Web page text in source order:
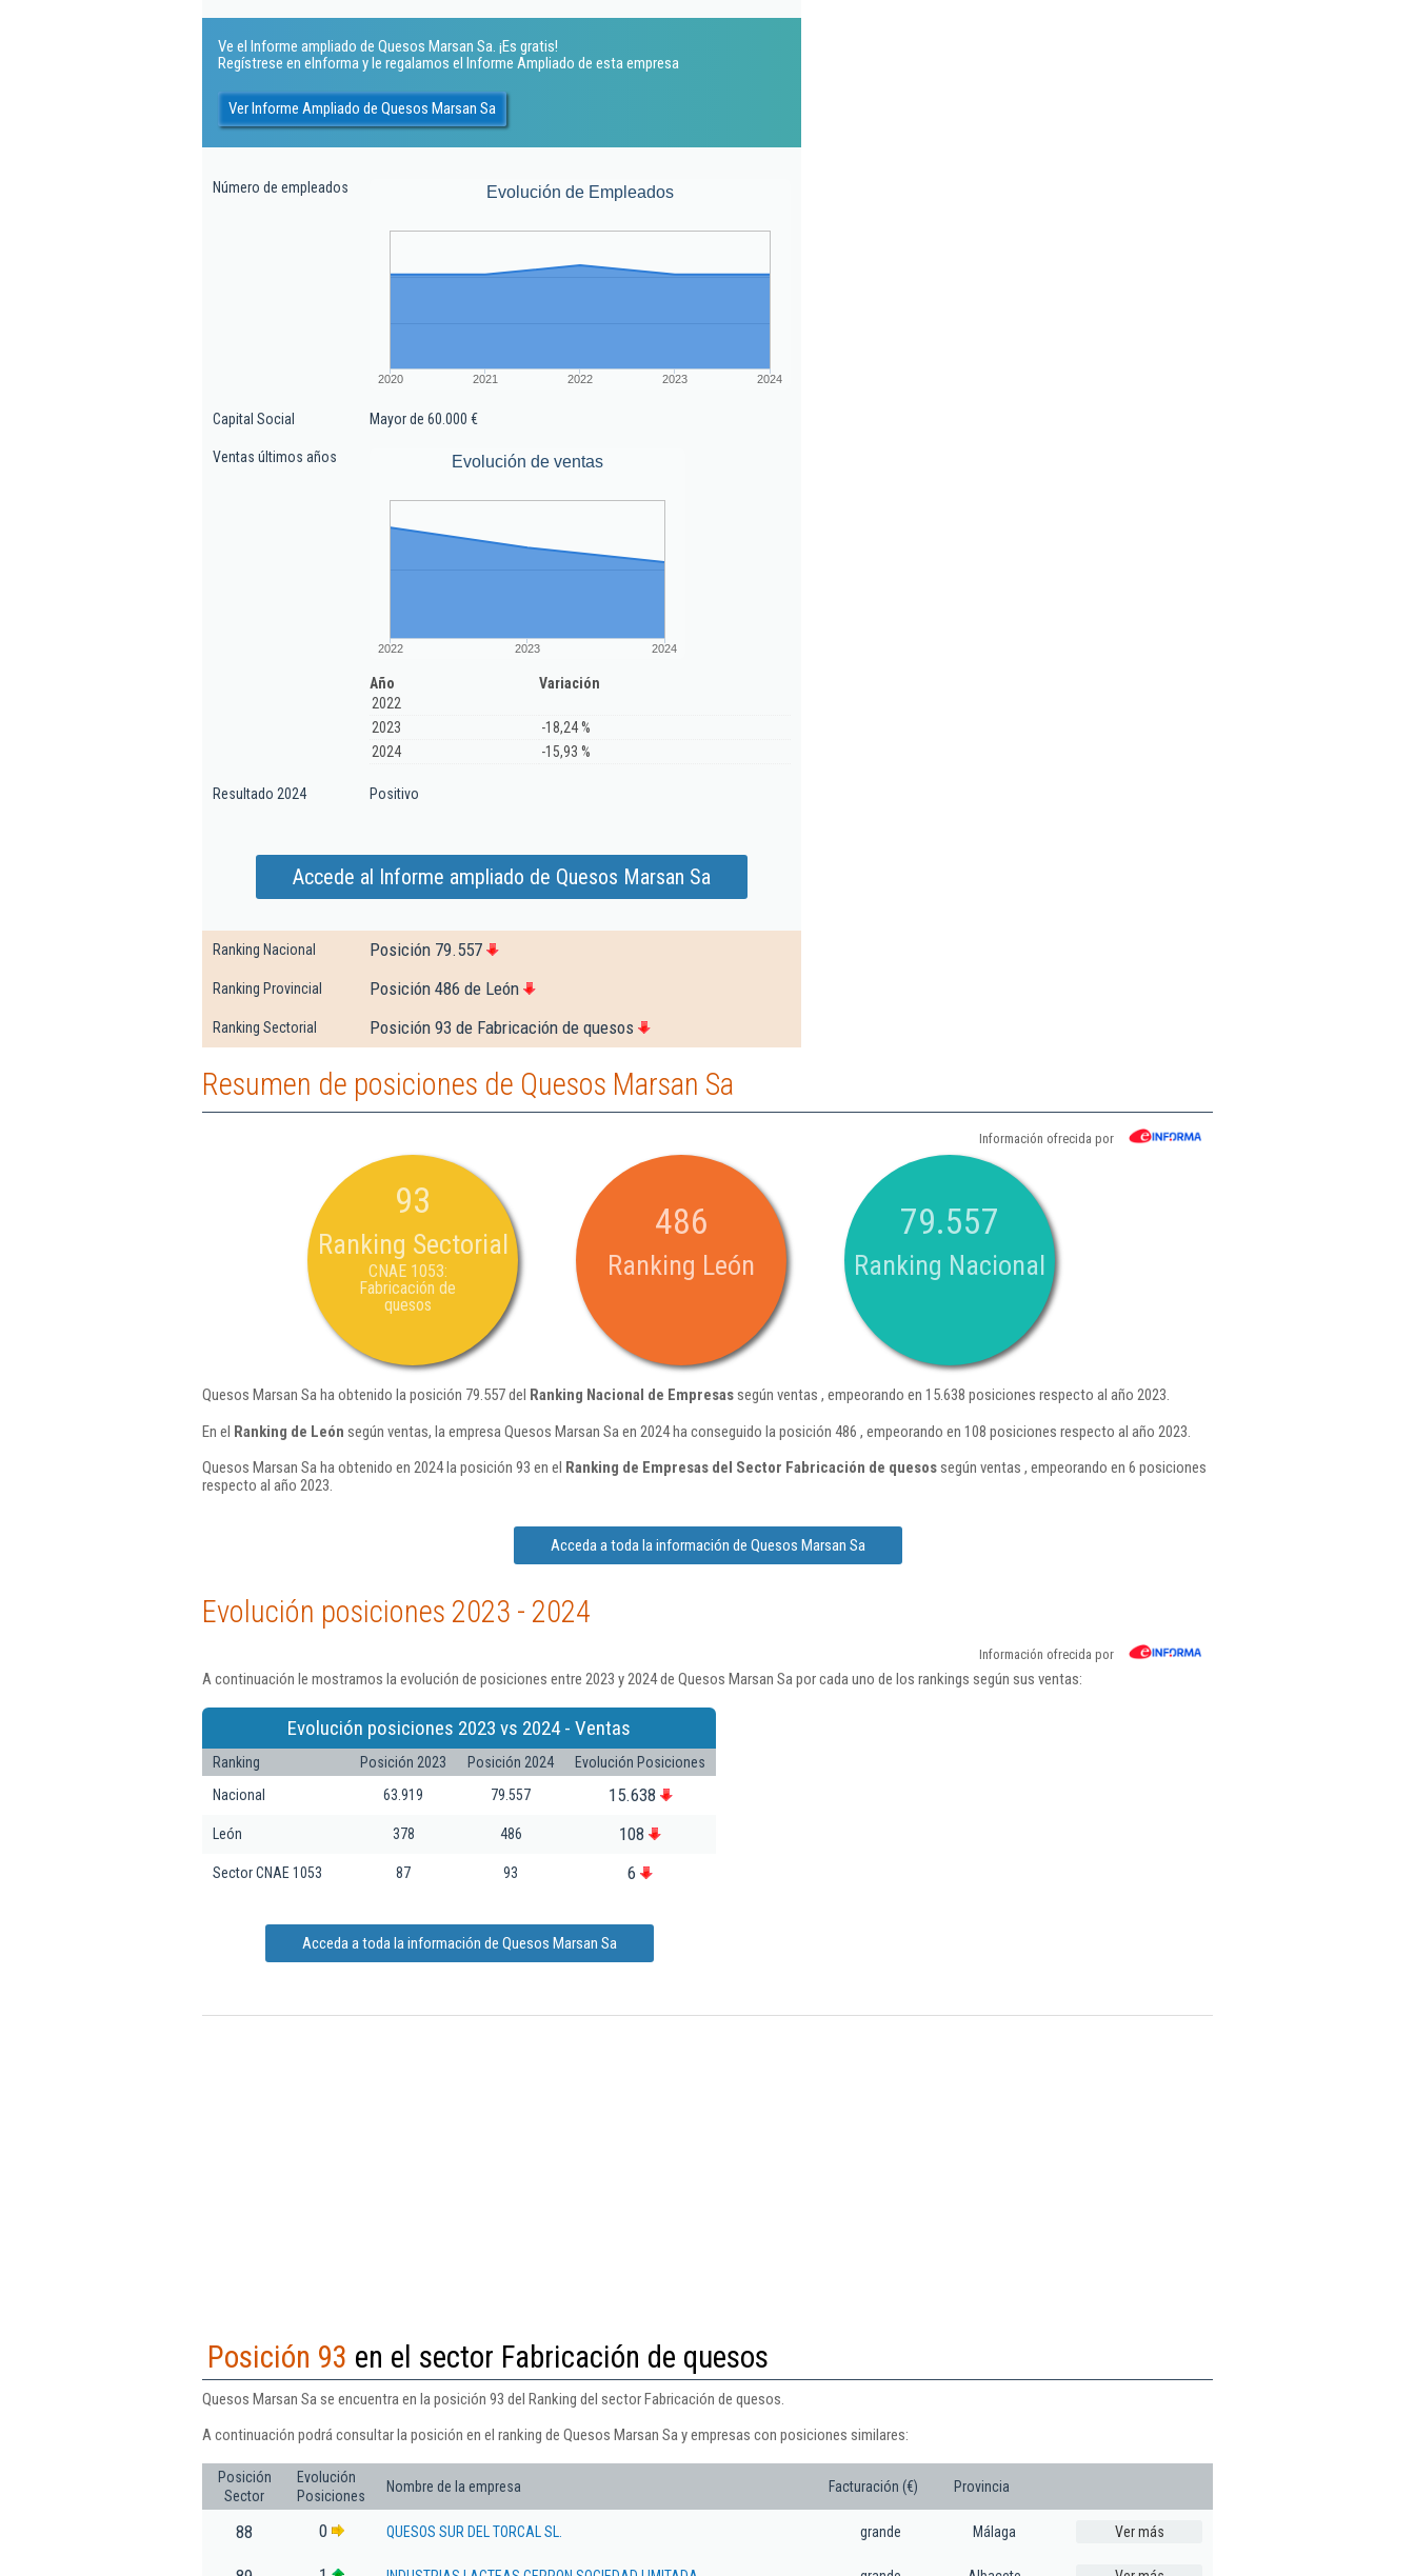
Ve el Informe ampliado de Quesos Marsan Sa. ¡Es gratis!
Regístrese en eInforma y le regalamos el Informe Ampliado de esta empresa
Ver Informe Ampliado de Quesos Marsan Sa
Número de empleados Evolución de Empleados
2020 2021 2022 2023 2024
Capital Social Mayor de 60.000 €
Ventas últimos años Evolución de ventas
2022 2023 2024
Año
Variación
2022
2023
-18,24 %
2024
-15,93 %
Resultado 2024 Positivo
Accede al Informe ampliado de Quesos Marsan Sa
Ranking Nacional Posición 79.557
Ranking Provincial Posición 486 de León
Ranking Sectorial Posición 93 de Fabricación de quesos
Resumen de posiciones de Quesos Marsan Sa
Información ofrecida por
93
Ranking Sectorial
CNAE 1053:
Fabricación de
quesos
486
Ranking León
79.557
Ranking Nacional
Quesos Marsan Sa ha obtenido la posición 79.557 del Ranking Nacional de Empresassegún ventas , empeorando en 15.638 posiciones respecto al año 2023.
En el Ranking de León según ventas, la empresa Quesos Marsan Sa en 2024 ha conseguido la posición 486 , empeorando en 108 posiciones respecto al año 2023.
Quesos Marsan Sa ha obtenido en 2024 la posición 93 en el Ranking de Empresas del Sector Fabricación de quesossegún ventas , empeorando en 6 posiciones
respecto al año 2023.
Acceda a toda la información de Quesos Marsan Sa
Evolución posiciones 2023 - 2024
Información ofrecida por
A continuación le mostramos la evolución de posiciones entre 2023 y 2024 de Quesos Marsan Sa por cada uno de los rankings según sus ventas:
Evolución posiciones 2023 vs 2024 - Ventas
Ranking Posición 2023 Posición 2024
Evolución Posiciones
Nacional
63.919 79.557 15.638
León 378 486 108
Sector CNAE 1053 87 93 6
Acceda a toda la información de Quesos Marsan Sa
Posición 93 en el sector Fabricación de quesos
Quesos Marsan Sa se encuentra en la posición 93 del Ranking del sector Fabricación de quesos.
A continuación podrá consultar la posición en el ranking de Quesos Marsan Sa y empresas con posiciones similares:
Posición
Sector
Evolución
Posiciones
Nombre de la empresa Facturación (€) Provincia
88 0 QUESOS SUR DEL TORCAL SL. grande Málaga Ver más